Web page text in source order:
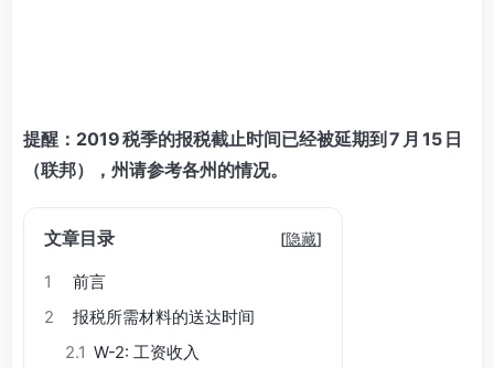
提醒：2019 税季的报税截止时间已经被延期到 7 月 15 日
（联邦），州请参考各州的情况。
文章目录 [隐藏]
1
前言
2
报税所需材料的送达时间
2.1 W-2: 工资收入